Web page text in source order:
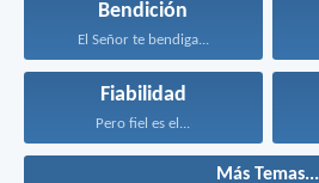
Bendición
El Señor te bendiga...
Fiabilidad
Pero fiel es el...
Más Temas...